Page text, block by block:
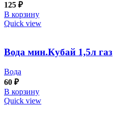
125 ₽
В корзину
Quick view
Вода мин.Кубай 1,5л газ
Вода
60 ₽
В корзину
Quick view